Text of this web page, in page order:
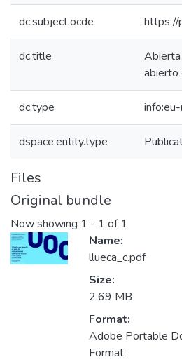
dc.subject.ocde https://
dc.title
abierto
dc.type
dspace.entity.type
Files
Original bundle
Now showing 1 - 1 of 1
Name:
llueca_c.pdf
Size:
2.69 MB
Format:
Adobe Portable
Format